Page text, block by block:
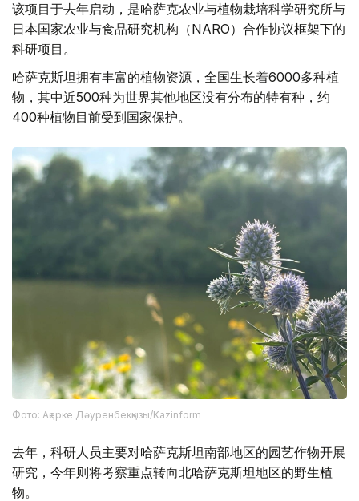
该项目于去年启动，是哈萨克农业与植物栽培科学研究所与
日本国家农业与食品研究机构（NARO）合作协议框架下的
科研项目。
哈萨克斯坦拥有丰富的植物资源，全国生长着6000多种植
物，其中近500种为世界其他地区没有分布的特有种，约
400种植物目前受到国家保护。
Фото: Ақерке Дәуренбекқызы/Kazinform
去年，科研人员主要对哈萨克斯坦南部地区的园艺作物开展
研究，今年则将考察重点转向北哈萨克斯坦地区的野生植
物。